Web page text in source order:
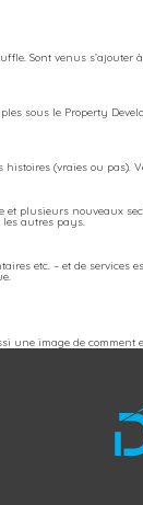
Sont venus
sous le Property
(vraies ou
et plusieurs nouveaux
autres pays.
etc. – et de
image de